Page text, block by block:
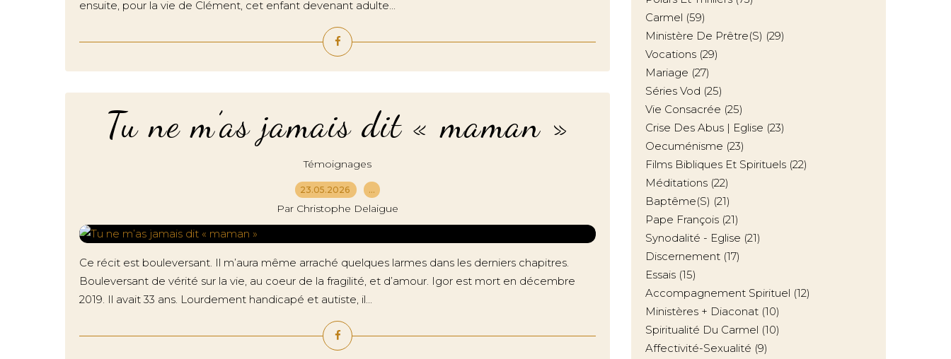
ensuite, pour la vie de Clément, cet enfant devenant adulte...
Tu ne m’as jamais dit « maman »
Témoignages
23.05.2026 …
Par Christophe Delaigue
Ce récit est bouleversant. Il m’aura même arraché quelques larmes dans les derniers chapitres.
Bouleversant de vérité sur la vie, au coeur de la fragilité, et d’amour. Igor est mort en décembre
2019. Il avait 33 ans. Lourdement handicapé et autiste, il...
Carmel (59)
Ministère De Prêtre(s) (29)
Vocations (29)
Mariage (27)
Séries Vod (25)
Vie Consacrée (25)
Crise Des Abus | Eglise (23)
Oecuménisme (23)
Films Bibliques Et Spirituels (22)
Méditations (22)
Baptême(s) (21)
Pape François (21)
Synodalité - Eglise (21)
Discernement (17)
Essais (15)
Accompagnement Spirituel (12)
Ministères + Diaconat (10)
Spiritualité Du Carmel (10)
Affectivité-Sexualité (9)